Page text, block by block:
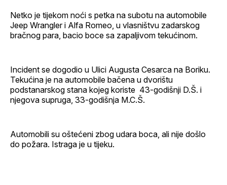
Netko je tijekom noći s petka na subotu na automobile
Jeep Wrangler i Alfa Romeo, u vlasništvu zadarskog
bračnog para, bacio boce sa zapaljivom tekućinom.
Incident se dogodio u Ulici Augusta Cesarca na Boriku.
Tekućina je na automobile bačena u dvorištu
podstanarskog stana kojeg koriste 43-godišnji D.Š. i
njegova supruga, 33-godišnja M.C.Š.
Automobili su oštećeni zbog udara boca, ali nije došlo
do požara. Istraga je u tijeku.